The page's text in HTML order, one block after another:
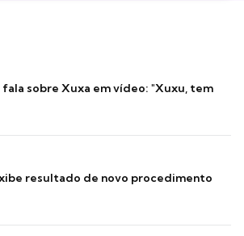
fala sobre Xuxa em vídeo: "Xuxu, tem
resultado de novo procedimento